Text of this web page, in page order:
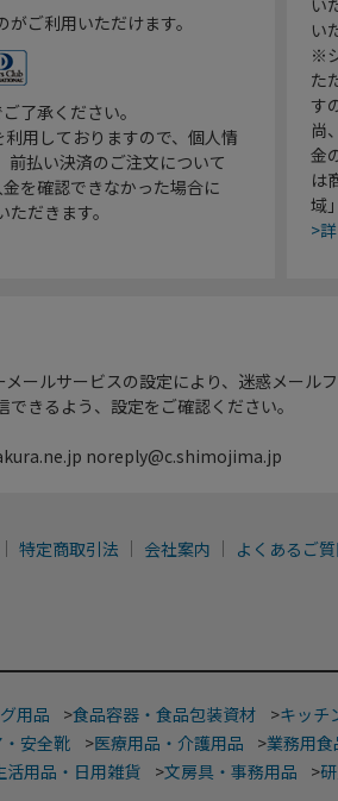
ご利用いただけます。
了承ください。
用しておりますので、個人情
払い決済のご注文について
を確認できなかった場合に
だきます。
い
い
※
た
す
尚
金
は
域
>
ールサービスの設定により、迷惑メール
きるよう、設定をご確認ください。
noreply@c.shimojima.jp
特定商取引法 会社案内 よくあるご
用品 >食品容器・食品包装資材 >キッチ
安全靴 >医療用品・介護用品 >業務用食
活用品・日用雑貨 >文房具・事務用品 >